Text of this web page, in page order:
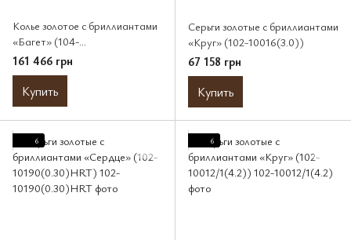
Колье золотое с бриллиантами
«Багет» (104-
10071/2(0.30)BAQ)
161 466 грн
Купить
Серьги золотые с бриллиантами
«Круг» (102-10016(3.0))
67 158 грн
Купить
6 6